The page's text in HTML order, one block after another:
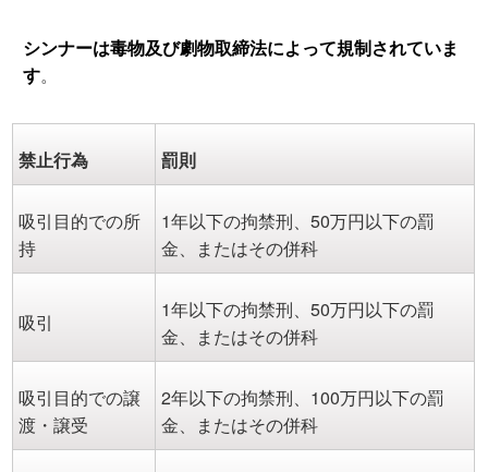
シンナーは毒物及び劇物取締法によって規制されていま
す。
禁止行為 罰則
吸引目的での所
持
1年以下の拘禁刑、50万円以下の罰
金、またはその併科
吸引
1年以下の拘禁刑、50万円以下の罰
金、またはその併科
吸引目的での譲
渡・譲受
2年以下の拘禁刑、100万円以下の罰
金、またはその併科